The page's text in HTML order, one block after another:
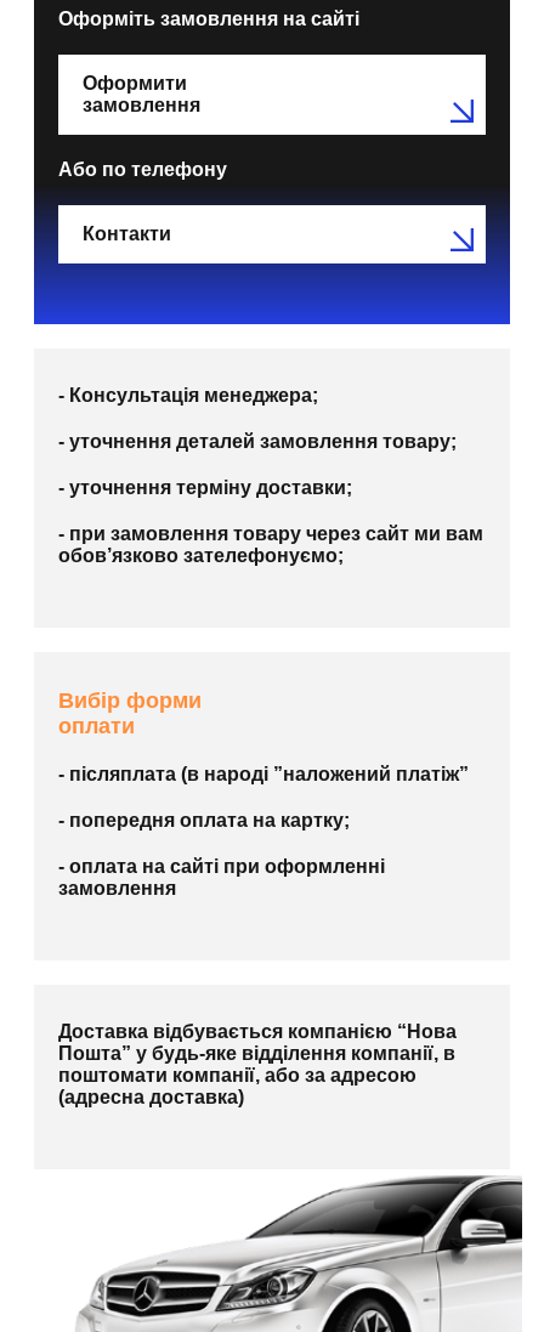
Оформіть замовлення на сайті
Оформити
замовлення
Або по телефону
Контакти
- Консультація менеджера;
- уточнення деталей замовлення товару;
- уточнення терміну доставки;
- при замовлення товару через сайт ми вам
обов’язково зателефонуємо;
Вибір форми
оплати
- післяплата (в народі ”наложений платіж”
- попередня оплата на картку;
- оплата на сайті при оформленні
замовлення
Доставка відбувається компанією “Нова
Пошта” у будь-яке відділення компанії, в
поштомати компанії, або за адресою
(адресна доставка)